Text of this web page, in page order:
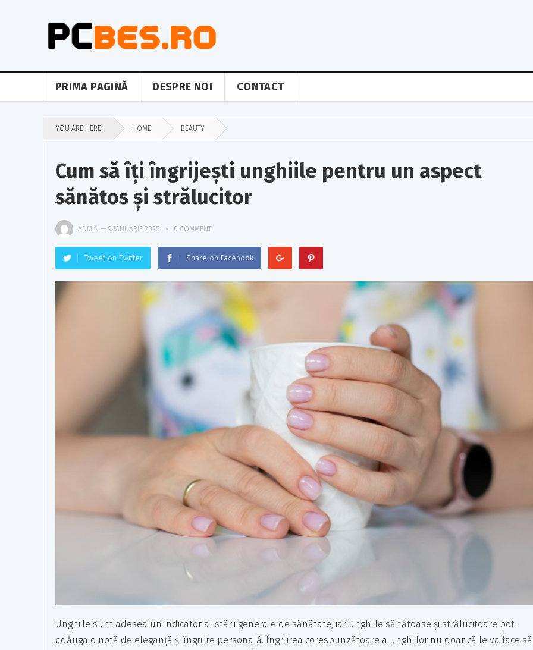
PRIMA PAGINĂ DESPRE NOI CONTACT
YOU ARE HERE: HOME BEAUTY
Cum să îți îngrijești unghiile pentru un aspect
sănătos și strălucitor
ADMIN — 9 IANUARIE 2025 0 COMMENT
Tweet on Twitter Share on Facebook
Unghiile sunt adesea un indicator al stării generale de sănătate, iar unghiile sănătoase și strălucitoare pot
adăuga o notă de eleganță și îngrijire personală. Îngrijirea corespunzătoare a unghiilor nu doar că le va face să